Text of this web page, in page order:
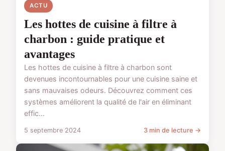
ACTU
Les hottes de cuisine à filtre à
charbon : guide pratique et
avantages
Les hottes de cuisine à filtre à charbon sont
devenues incontournables pour une cuisine saine et
sans mauvaises odeurs. Découvrez comment ces
systèmes améliorent la qualité de l'air en éliminant
effic...
5 septembre 2024 3 min de lecture →